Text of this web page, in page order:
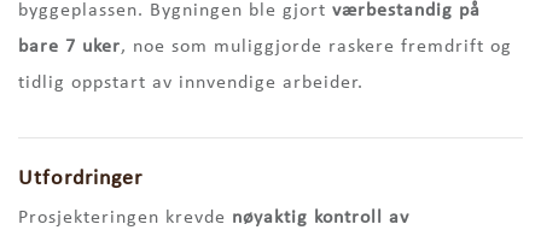
byggeplassen. Bygningen ble gjort værbestandig på
bare 7 uker, noe som muliggjorde raskere fremdrift og
tidlig oppstart av innvendige arbeider.
Utfordringer
Prosjekteringen krevde nøyaktig kontroll av